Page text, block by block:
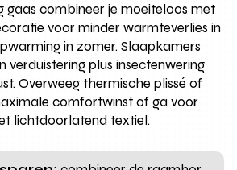
gaas combineer je moeiteloos met
voor minder warmteverlies in
in zomer. Slaapkamers
verduistering plus insectenwering
Overweeg thermische plissé of
comfortwinst of ga voor
lichtdoorlatend textiel.